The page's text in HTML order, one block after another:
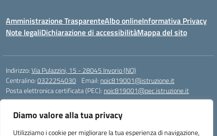
Diamo valore alla tua privacy
Utilizziamo i cookie per migliorare la tua esperienza di navigazione,
Amministrazione TrasparenteAlbo onlineInformativa Privacy
Note legaliDichiarazione di accessibilitàMappa del sito
Indirizzo:Via Pulazzini, 15 - 28045 Invorio (NO)
Centralino:0322254030 Email: noic819001@istruzione.it
Posta elettronica certificata (PEC): noic819001@pec.istruzione.it
Codice meccanografico:NOIC819001
Codice Indice delle Pubbliche Amministrazioni (IPA): istsc_noic819001